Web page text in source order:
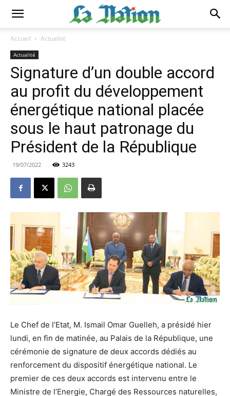
Accueil Actualité
Actualité
Signature d’un double accord
au profit du développement
énergétique national placée
sous le haut patronage du
Président de la République
19/07/2022 3243
Le Chef de l’Etat, M. Ismail Omar Guelleh, a présidé hier
lundi, en fin de matinée, au Palais de la République, une
cérémonie de signature de deux accords dédiés au
renforcement du dispositif énergétique national. Le
premier de ces deux accords est intervenu entre le
Ministre de l’Energie, Chargé des Ressources naturelles,